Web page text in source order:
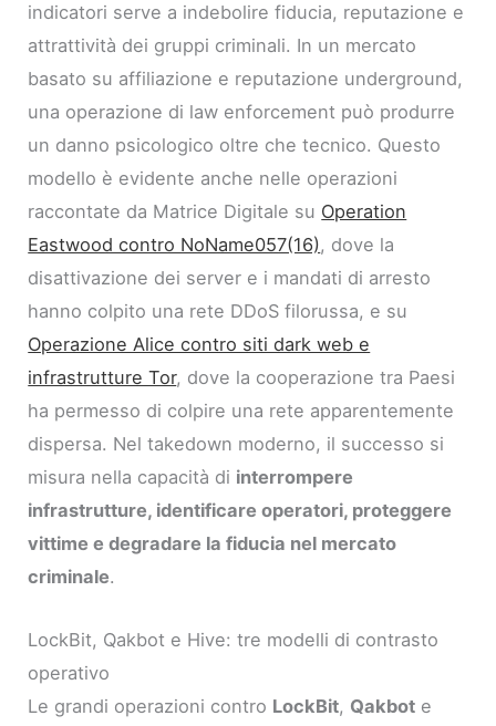
indicatori serve a indebolire fiducia, reputazione e
attrattività dei gruppi criminali. In un mercato
basato su affiliazione e reputazione underground,
una operazione di law enforcement può produrre
un danno psicologico oltre che tecnico. Questo
modello è evidente anche nelle operazioni
raccontate da Matrice Digitale su Operation
Eastwood contro NoName057(16), dove la
disattivazione dei server e i mandati di arresto
hanno colpito una rete DDoS filorussa, e su
Operazione Alice contro siti dark web e
infrastrutture Tor, dove la cooperazione tra Paesi
ha permesso di colpire una rete apparentemente
dispersa. Nel takedown moderno, il successo si
misura nella capacità di interrompere
infrastrutture, identificare operatori, proteggere
vittime e degradare la fiducia nel mercato
criminale.
LockBit, Qakbot e Hive: tre modelli di contrasto
operativo
Le grandi operazioni contro LockBit, Qakbot e